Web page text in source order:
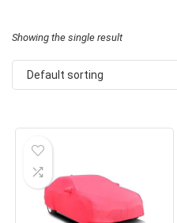
Showing the single result
Default sorting